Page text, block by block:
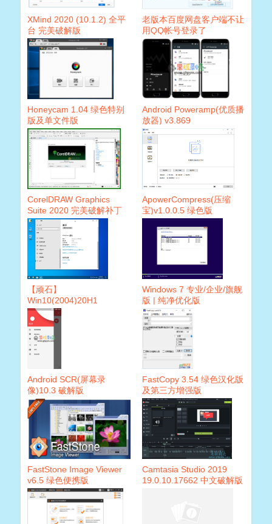
XMind 2020 (10.1.2) 全平
台 完美破解版
老版本百度网盘客户端不让
用QQ帐号登录了
Honeycam 1.04 绿色特别
版及单文件版
Android Poweramp(优质播
放器) v3.869
CorelDRAW Graphics
Suite 2020 完美破解补丁
ApowerCompress(压缩
宝)v1.0.0.5 绿色版
【顽石】
Win10(2004)20H1
19041.113 极速优化版 多
合一
Windows 7 专业/企业/旗舰
版 | 纯净优化版
Android SCR(屏幕录
像)10.3 破解版
FastCopy 3.54 绿色汉化版
及第三方增强版
FastStone Image Viewer
v6.5 绿色便携版
Camtasia Studio 2019
19.0.10.17662 中文破解版